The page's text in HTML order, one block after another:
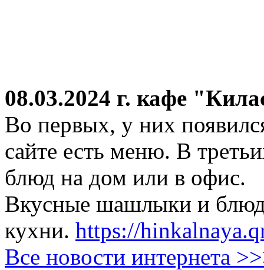
08.03.2024 г. кафе
Во первых, у них
сайте есть меню. В
блюд на дом или в офис.
Вкусные шашлыки и
кухни. https://
Все новости интернета